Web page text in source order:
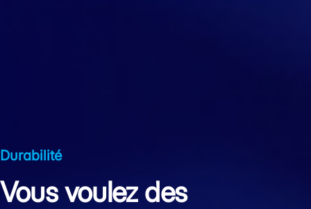
Durabilité
Vous voulez des